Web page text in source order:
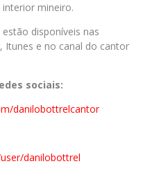
mineiro.
disponíveis nas
Itunes e no canal do cantor
sociais:
danilobottrelcantor
danilobottrel